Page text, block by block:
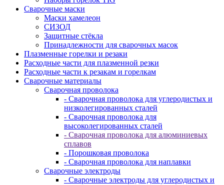
Сварочные маски
Маски хамелеон
СИЗОД
Защитные стёкла
Принадлежности для сварочных масок
Плазменные горелки и резаки
Расходные части для плазменной резки
Расходные части к резакам и горелкам
Сварочные материалы
Сварочная проволока
- Сварочная проволока для углеродистых и
низколегированных сталей
- Сварочная проволока для
высоколегированных сталей
- Сварочная проволока для алюминиевых
сплавов
- Порошковая проволока
- Сварочная проволока для наплавки
Сварочные электроды
- Сварочные электроды для углеродистых и